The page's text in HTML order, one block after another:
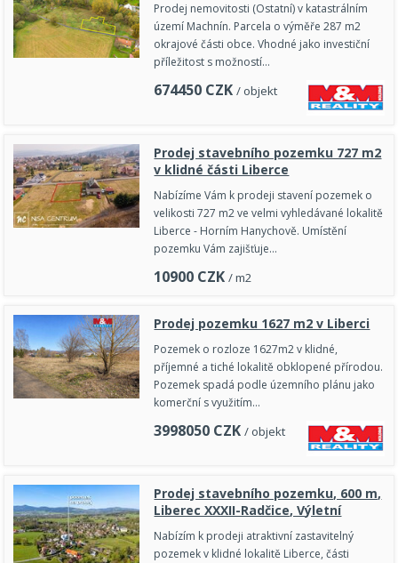
Prodej nemovitosti (Ostatní) v katastrálním
území Machnín. Parcela o výměře 287 m2
okrajové části obce. Vhodné jako investiční
příležitost s možností…
674450 CZK / objekt
Prodej stavebního pozemku 727 m2
v klidné části Liberce
Nabízíme Vám k prodeji stavení pozemek o
velikosti 727 m2 ve velmi vyhledávané lokalitě
Liberce - Horním Hanychově. Umístění
pozemku Vám zajišťuje…
10900 CZK / m2
Prodej pozemku 1627 m2 v Liberci
Pozemek o rozloze 1627m2 v klidné,
příjemné a tiché lokalitě obklopené přírodou.
Pozemek spadá podle územního plánu jako
komerční s využitím…
3998050 CZK / objekt
Prodej stavebního pozemku, 600 m,
Liberec XXXII-Radčice, Výletní
Nabízím k prodeji atraktivní zastavitelný
pozemek v klidné lokalitě Liberce, části